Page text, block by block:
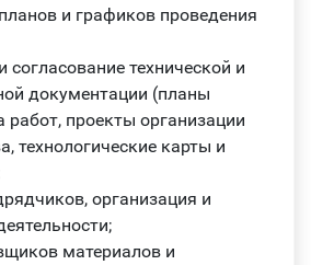
и графиков проведения
технической и
документации (планы
работ, проекты организации
технологические карты и
организация и
материалов и